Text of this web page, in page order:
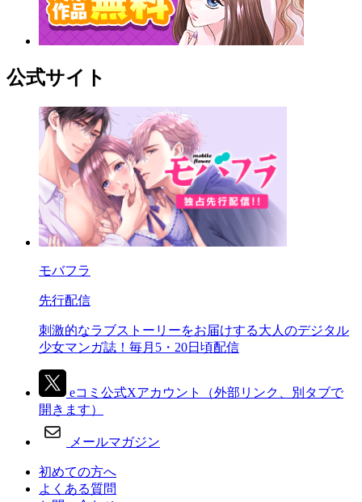
公式サイト
モバフラ
先行配信
刺激的なラブストーリーをお届けする大人のデジタル
少女マンガ誌！毎月5・20日頃配信
eコミ公式Xアカウント
（外部リンク、別タブで
開きます）
メールマガジン
初めての方へ
よくある質問